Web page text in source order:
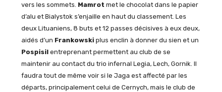
vers les sommets. Mamrot met le chocolat dans le papier
d’alu et Bialystok s’enjaille en haut du classement. Les
deux Lituaniens, 8 buts et 12 passes décisives à eux deux,
aidés d’un Frankowskiplus enclin à donner du sien et un
Pospisilentreprenant permettent au club de se
maintenir au contact du trio infernal Legia, Lech, Gornik. Il
faudra tout de même voir si le Jaga est affecté par les
départs, principalement celui de Cernych, mais le club de